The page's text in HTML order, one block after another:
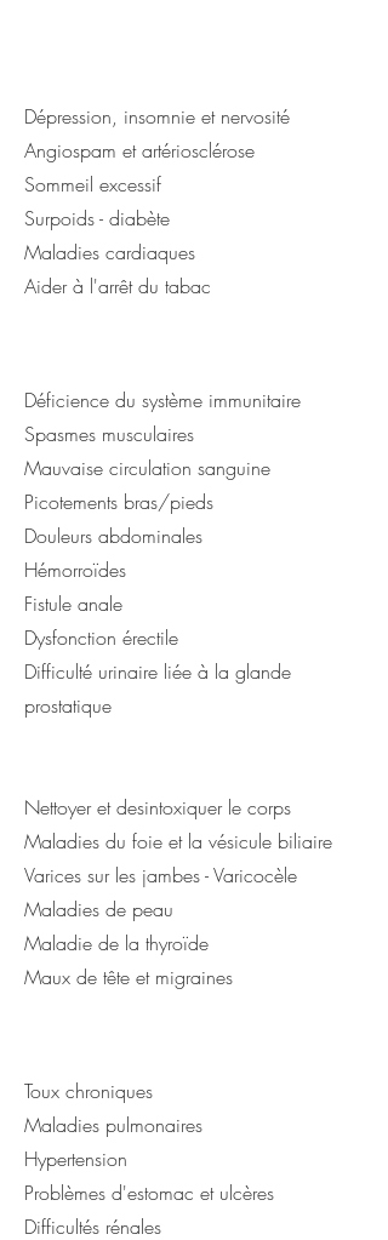
Dépression, insomnie et nervosité
Angiospam et artériosclérose
Sommeil excessif
Surpoids - diabète
Maladies cardiaques
Aider à l'arrêt du tabac
Déficience du système immunitaire
Spasmes musculaires
Mauvaise circulation sanguine
Picotements bras/pieds
Douleurs abdominales
Hémorroïdes
Fistule anale
Dysfonction érectile
Difficulté urinaire liée à la glande
prostatique
Nettoyer et desintoxiquer le corps
Maladies du foie et la vésicule biliaire
Varices sur les jambes - Varicocèle
Maladies de peau
Maladie de la thyroïde
Maux de tête et migraines
Toux chroniques
Maladies pulmonaires
Hypertension
Problèmes d'estomac et ulcères
Difficultés rénales